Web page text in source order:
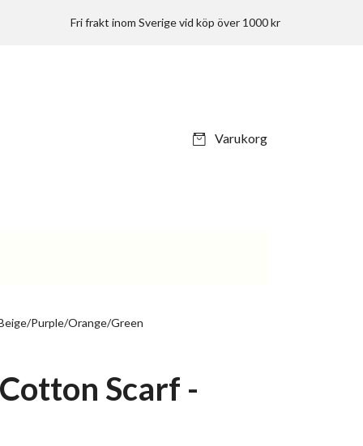
Fri frakt inom Sverige vid köp över 1000 kr
Varukorg
Purple/Orange/Green
Scarf -